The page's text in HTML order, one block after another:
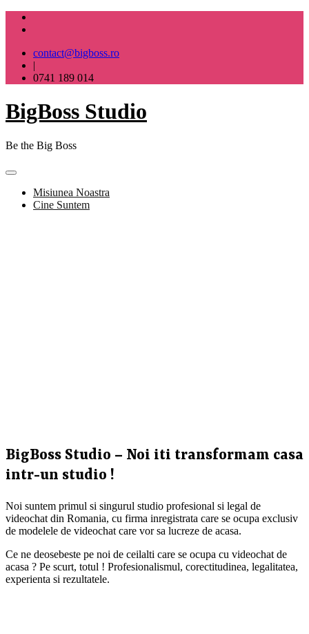
Skip
contact@bigboss.ro
|
0741 189 014
BigBoss Studio
Be the Big Boss
Misiunea Noastra
Cine Suntem
BigBoss Studio – Noi iti transformam casa
intr-un studio !
Noi suntem primul si singurul studio profesional si legal de
videochat din Romania, cu firma inregistrata care se ocupa exclusiv
de modelele de videochat care vor sa lucreze de acasa.
Ce ne deosebeste pe noi de ceilalti care se ocupa cu videochat de
acasa ? Pe scurt, totul ! Profesionalismul, corectitudinea, legalitatea,
experienta si rezultatele.